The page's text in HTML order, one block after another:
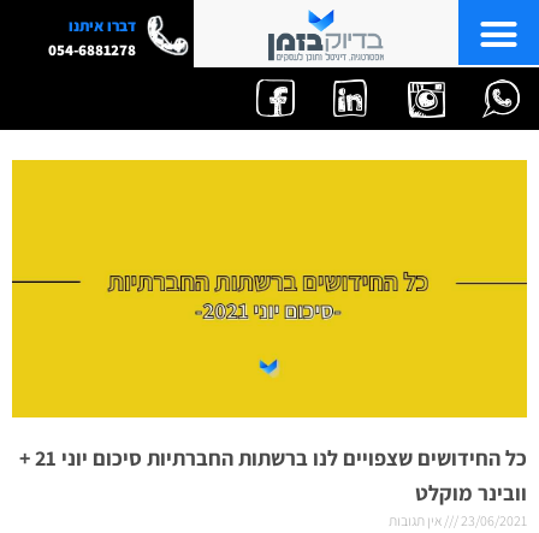
דברו איתנו
054-6881278
כל החידושים שצפויים לנו ברשתות החברתיות סיכום יוני 21 +
וובינר מוקלט
23/06/2021 אין תגובות